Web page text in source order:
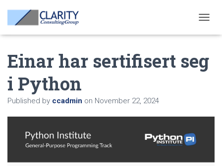
O
L
E
G
Einar har sertifisert seg
i Python
Published by ccadmin on November 22, 2024